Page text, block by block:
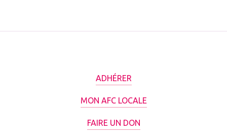
ADHÉRER
MON AFC LOCALE
FAIRE UN DON